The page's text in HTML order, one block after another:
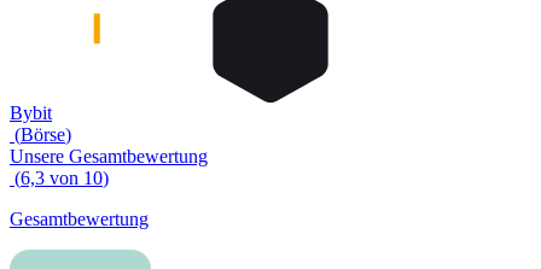
Bybit
(Börse)
Unsere Gesamtbewertung
(6,3 von 10)
Gesamtbewertung